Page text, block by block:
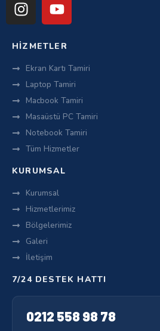
HIZMETLER
Ekran Kartı Tamiri
Laptop Tamiri
Macbook Tamiri
Masaüstü PC Tamiri
Notebook Tamiri
Tüm Hizmetler
KURUMSAL
Kurumsal
Hizmetlerimiz
Bölgelerimiz
Galeri
İletişim
7/24 DESTEK HATTI
0212 558 98 78